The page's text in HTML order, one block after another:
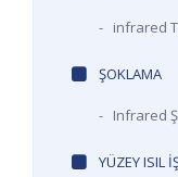
- infrared
ŞOKLAMA
- Infrared
YÜZEY ISIL